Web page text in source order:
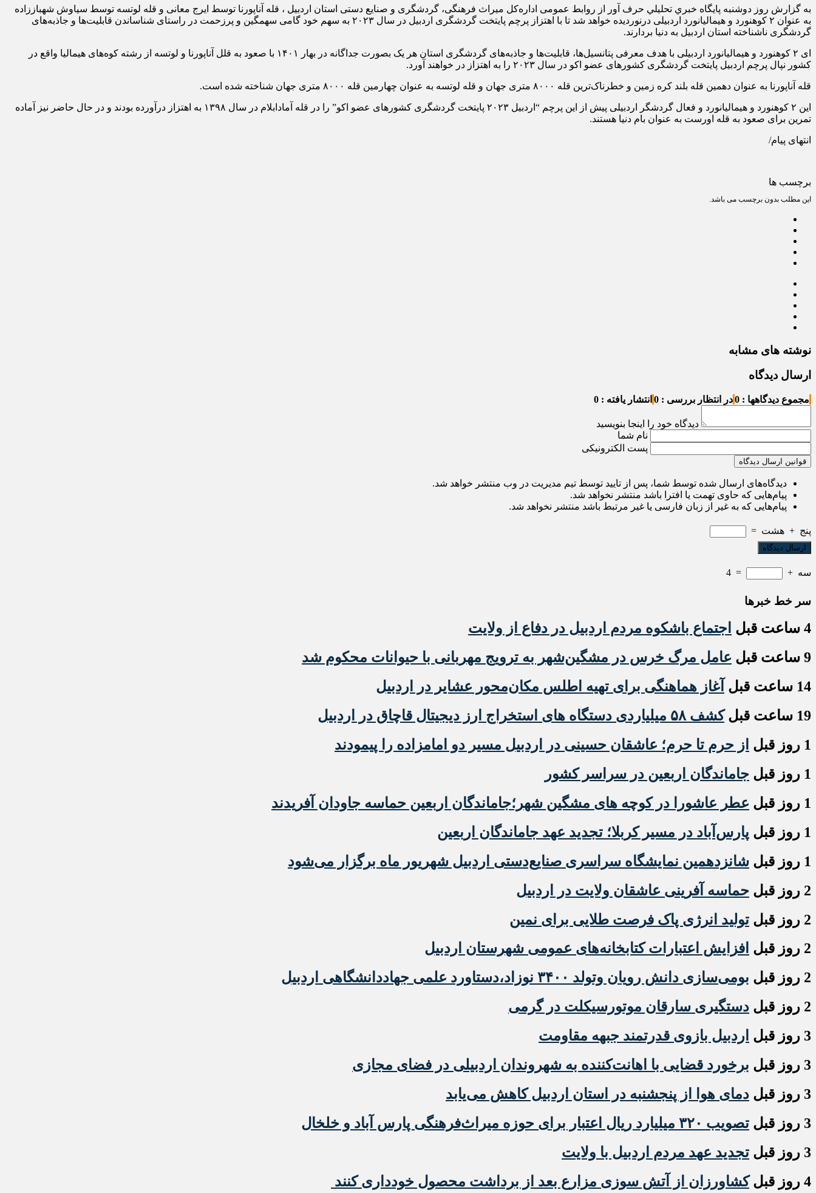
به‌ گزارش روز دوشنبه پايگاه خبري تحليلي حرف آور از روابط ‌عمومی اداره‌کل میراث‌ فرهنگی، گردشگری و صنایع‌ دستی استان اردبیل ، قله آناپورنا توسط ایرج معانی و قله لوتسه توسط سیاوش شهباززاده
به عنوان ۲ کوهنورد و هیمالیانورد اردبیلی درنوردیده خواهد شد تا با اهتزاز پرچم پایتخت گردشگری اردبیل در سال ۲۰۲۳ به سهم خود گامی سهمگین و پرزحمت در راستای شناساندن قابلیت‌ها و جاذبه‌های
گردشگری ناشناخته استان اردبیل به دنیا بردارند.
ای ۲ کوهنورد و هیمالیانورد اردبیلی با هدف معرفی پتانسیل‌ها، قابلیت‌ها و جاذبه‌های گردشگری استان هر یک بصورت جداگانه در بهار ۱۴۰۱ با صعود به قلل آناپورنا و لوتسه از رشته کوه‌های هیمالیا واقع در
کشور نپال پرچم اردبیل پایتخت گردشگری کشورهای عضو اکو در سال ۲۰۲۳ را به اهتزاز در خواهند آورد.
قله آناپورنا به عنوان دهمین قله بلند کره زمین و خطرناک‌ترین قله ۸۰۰۰ متری جهان و قله لوتسه به عنوان چهارمین قله ۸۰۰۰ متری جهان شناخته شده است.
این ۲ کوهنورد و هیمالیانورد و فعال گردشگر اردبیلی پیش از این پرچم “اردبیل ۲۰۲۳ پایتخت گردشگری کشورهای عضو اکو” را در قله آمادابلام در سال ۱۳۹۸ به اهتزاز درآورده بودند و در حال حاضر نیز آماده
تمرین برای صعود به قله اورست به عنوان بام دنیا هستند.
انتهای پیام/
برچسب ها
این مطلب بدون برچسب می باشد.
نوشته های مشابه
ارسال دیدگاه
مجموع دیدگاهها : 0 در انتظار بررسی : 0 انتشار یافته : 0
دیدگاه خود را اینجا بنویسید
نام شما
پست الکترونیکی
قوانین ارسال دیدگاه
دیدگاه‌های ارسال شده توسط شما، پس از تایید توسط تیم مدیریت در وب منتشر خواهد شد.
پیام‌هایی که حاوی تهمت یا افترا باشد منتشر نخواهد شد.
پیام‌هایی که به غیر از زبان فارسی یا غیر مرتبط باشد منتشر نخواهد شد.
پنج + هشت =
سه +
=
4
سر خط خبرها
4 ساعت قبل
اجتماع باشکوه مردم اردبیل در دفاع از ولایت
9 ساعت قبل
عامل مرگ خرس در مشگین‌شهر به ترویج مهربانی با حیوانات محکوم شد
14 ساعت قبل
آغاز هماهنگی برای تهیه اطلس مکان‌محور عشایر در اردبیل
19 ساعت قبل
کشف ۵۸ میلیاردی دستگاه های استخراج ارز دیجیتال قاچاق در اردبیل
1 روز قبل
از حرم تا حرم؛ عاشقان حسینی در اردبیل مسیر دو امامزاده را پیمودند
1 روز قبل
جاماندگان اربعین در سراسر کشور
1 روز قبل
عطر عاشورا در کوچه های مشگین شهر؛جاماندگان اربعین حماسه جاودان آفریدند
1 روز قبل
پارس‌آباد در مسیر کربلا؛ تجدید عهد جاماندگان اربعین
1 روز قبل
شانزدهمین نمایشگاه سراسری صنایع‌دستی اردبیل شهریور ماه برگزار می‌شود
2 روز قبل
حماسه آفرینی عاشقان ولایت در اردبیل
2 روز قبل
تولید انرژی پاک فرصت طلایی برای نمین
2 روز قبل
افزایش اعتبارات کتابخانه‌های عمومی شهرستان اردبیل
2 روز قبل
بومی‌سازی دانش رویان وتولد ۳۴۰۰ نوزاد،دستاورد علمی جهاددانشگاهی اردبیل
2 روز قبل
دستگیری سارقان موتورسیکلت در گرمی
3 روز قبل
اردبیل بازوی قدرتمند جبهه مقاومت
3 روز قبل
برخورد قضایی با اهانت‌کننده به شهروندان اردبیلی در فضای مجازی
3 روز قبل
دمای هوا از پنجشنبه در استان اردبیل کاهش می‌یابد
3 روز قبل
تصویب ۳۲۰ میلیارد ریال اعتبار برای حوزه میراث‌فرهنگی پارس آباد و خلخال
3 روز قبل
تجدید عهد مردم اردبیل با ولایت
4 روز قبل
کشاورزان از آتش سوزی مزارع بعد از برداشت محصول خودداری کنند